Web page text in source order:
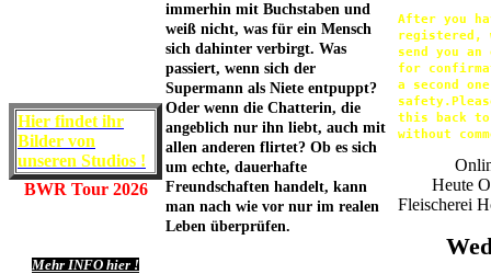
Hier findet ihr
Bilder von
unseren Studios !
BWR Tour 2026
Mehr INFO hier !
immerhin mit Buchstaben und
weiß nicht, was für ein Mensch
sich dahinter verbirgt. Was
passiert, wenn sich der
Supermann als Niete entpuppt?
Oder wenn die Chatterin, die
angeblich nur ihn liebt, auch mit
allen anderen flirtet? Ob es sich
um echte, dauerhafte
Freundschaften handelt, kann
man nach wie vor nur im realen
Leben überprüfen.
After you
registered,
send you an
for
a second
this back
without
Heute
Fleischerei